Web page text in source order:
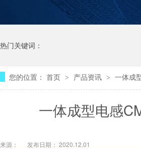
热门关键词：
您的位置： 首页 > 产品资讯 > 一体成
一体成型电感
来源： 发布日期： 2020.12.01